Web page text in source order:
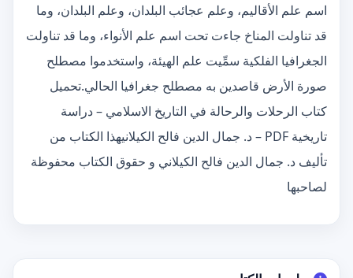
اسم علم الأقاليم، وعلم عجائب البلدان، وعلم البلدان، وما
قد تناولت المناخ جاءت تحت اسم علم الأنواء، وما قد تناولت
الجغرافيا الفلكية سمِّيت علم الهيئة، واستخدموا مصطلح
صورة الأرض قاصدين به مصطلح جغرافيا الحالي.تحميل
كتاب الرحلات والرحالة في التاريخ الاسلامي – دراسة
تاريخية PDF – د. جمال الدين فالح الكيلانيهذا الكتاب من
تأليف د. جمال الدين فالح الكيلاني و حقوق الكتاب محفوظة
لصاحبها